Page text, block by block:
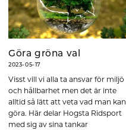
Göra gröna val
2023-05-17
Visst vill vi alla ta ansvar för miljö
och hållbarhet men det är inte
alltid så lätt att veta vad man kan
göra. Här delar Hogsta Ridsport
med sig av sina tankar